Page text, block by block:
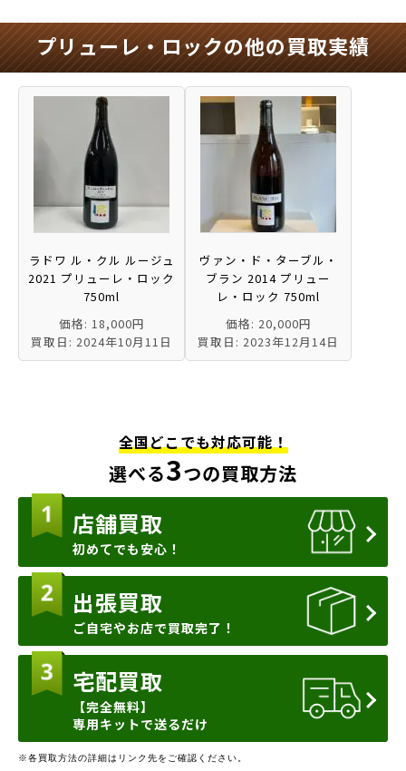
プリューレ・ロックの他の買取実績
ラドワ ル・クル ルージュ
2021 プリューレ・ロック
750ml
価格: 18,000円
買取日: 2024年10月11日
ヴァン・ド・ターブル・
ブラン 2014 プリュー
レ・ロック 750ml
価格: 20,000円
買取日: 2023年12月14日
全国どこでも対応可能！
選べる3つの買取方法
店舗買取
初めてでも安心！
出張買取
ご自宅やお店で買取完了！
宅配買取
【完全無料】
専用キットで送るだけ
※各買取方法の詳細はリンク先をご確認ください。